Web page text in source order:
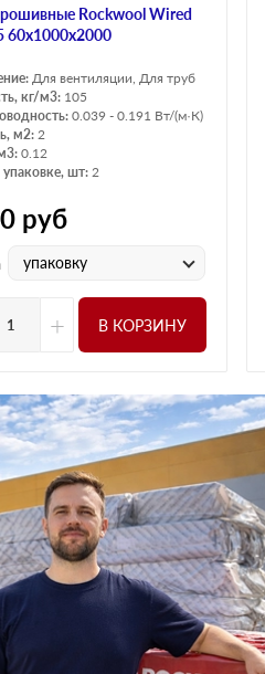
Rockwool Wired
60х1000х2000
Для вентиляции, Для труб
кг/м3: 105
0.039 - 0.191 Вт/(м·К)
м2: 2
0.12
шт: 2
руб
упаковку
+ В КОРЗИНУ